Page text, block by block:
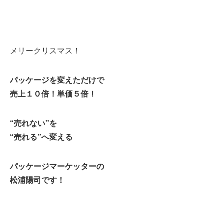
メリークリスマス！
パッケージを変えただけで
売上１０倍！単価５倍！
“売れない”を
“売れる”へ変える
パッケージマーケッターの
松浦陽司です！